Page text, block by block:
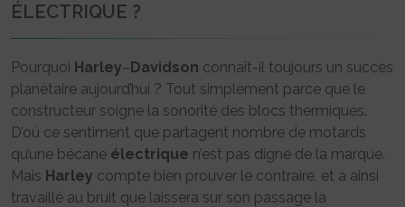
ÉLECTRIQUE ?
Pourquoi Harley–Davidson connaît-il toujours un succès
planétaire aujourd’hui ? Tout simplement parce que le
constructeur soigne la sonorité des blocs thermiques.
D’où ce sentiment que partagent nombre de motards
qu’une bécane électrique n’est pas digne de la marque.
Mais Harley compte bien prouver le contraire, et a ainsi
travaillé au bruit que laissera sur son passage la